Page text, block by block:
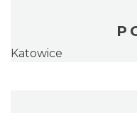
Katowice